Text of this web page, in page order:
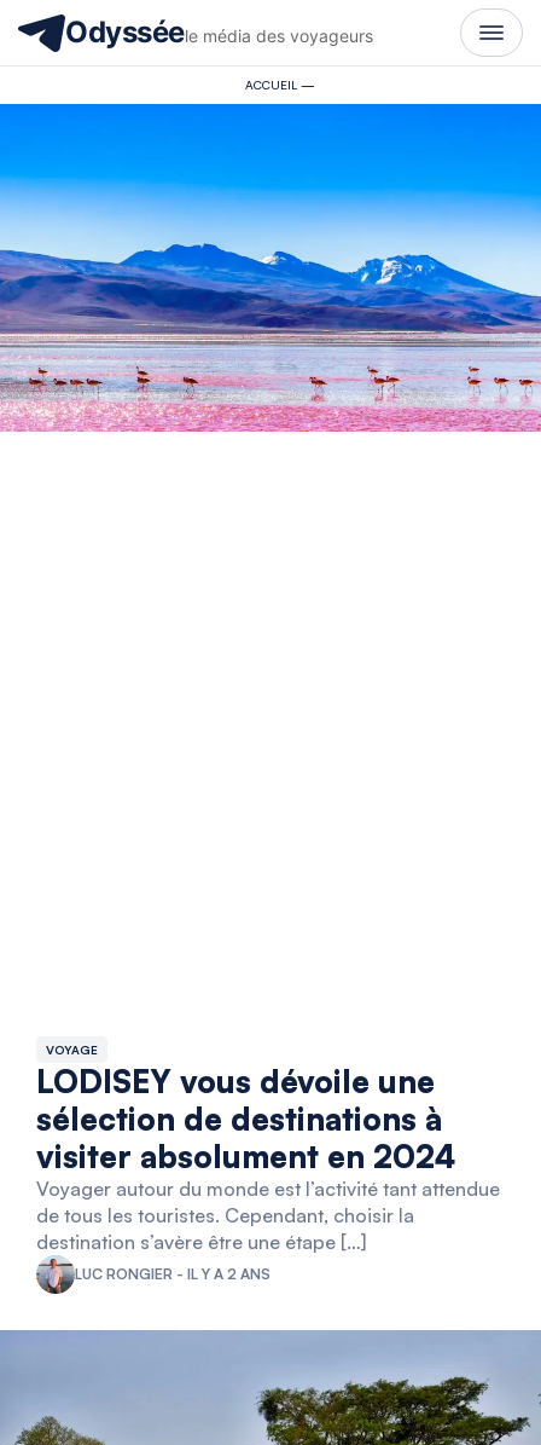
Odysséele média des voyageurs
ACCUEIL —
VOYAGE
LODISEY vous dévoile une
sélection de destinations à
visiter absolument en 2024
Voyager autour du monde est l’activité tant attendue
de tous les touristes. Cependant, choisir la
destination s’avère être une étape […]
LUC RONGIER - IL Y A 2 ANS